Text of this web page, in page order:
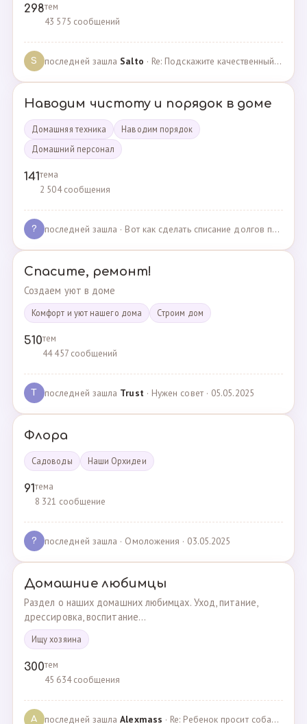
298тем
43 575 сообщений
S последней зашла Salto · Re: Подскажите качественный и крепкий капсульный ко… · 01.09.2024
Наводим чистоту и порядок в доме
Домашняя техника
Наводим порядок
Домашний персонал
141тема
2 504 сообщения
? последней зашла · Вот как сделать списание долгов по жкх? · 02.05.2025
Спасите, ремонт!
Создаем уют в доме
Комфорт и уют нашего дома Cтроим дом
510тем
44 457 сообщений
T последней зашла Trust · Нужен совет · 05.05.2025
Флора
Садоводы Наши Орхидеи
91тема
8 321 сообщение
? последней зашла · Омоложения · 03.05.2025
Домашние любимцы
Раздел о наших домашних любимцах. Уход, питание,
дрессировка, воспитание...
Ищу хозяина
300тем
45 634 сообщения
A последней зашлаAlexmass · Re: Ребенок просит собаку, посоветуйте какую породу… · 30.03.2025